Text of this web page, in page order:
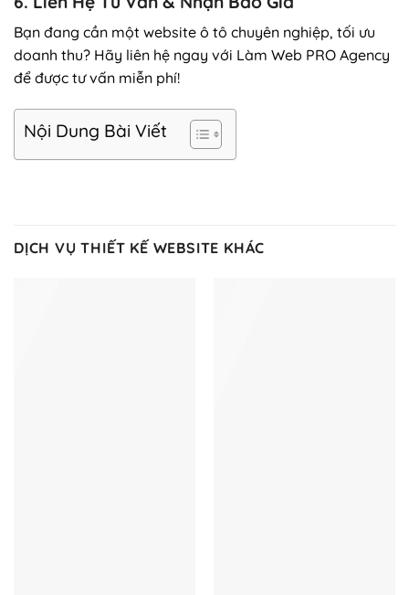
Bạn đang cần một website ô tô chuyên nghiệp, tối ưu
doanh thu? Hãy liên hệ ngay với Làm Web PRO Agency
để được tư vấn miễn phí!
Nội Dung Bài Viết
DỊCH VỤ THIẾT KẾ WEBSITE KHÁC